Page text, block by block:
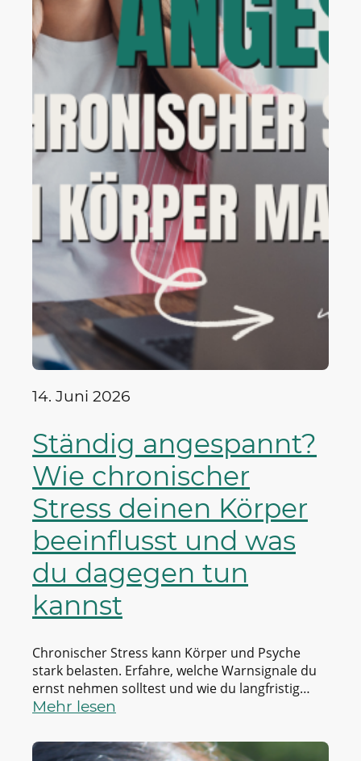
14. Juni 2026
Ständig angespannt?
Wie chronischer
Stress deinen Körper
beeinflusst und was
du dagegen tun
kannst
Chronischer Stress kann Körper und Psyche
stark belasten. Erfahre, welche Warnsignale du
ernst nehmen solltest und wie du langfristig
mehr innere Balance findest.
Mehr lesen